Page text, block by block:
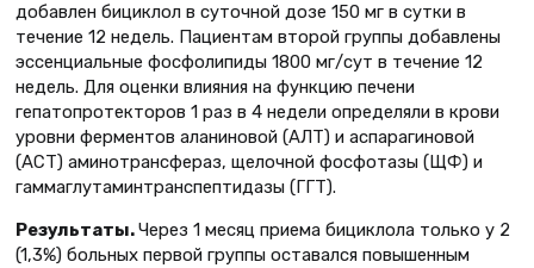
добавлен бициклол в суточной дозе 150 мг в сутки в
течение 12 недель. Пациентам второй группы добавлены
эссенциальные фосфолипиды 1800 мг/сут в течение 12
недель. Для оценки влияния на функцию печени
гепатопротекторов 1 раз в 4 недели определяли в крови
уровни ферментов аланиновой (АЛТ) и аспарагиновой
(АСТ) аминотрансфераз, щелочной фосфотазы (ЩФ) и
гаммаглутаминтранспептидазы (ГГТ).
Результаты.Через 1 месяц приема бициклола только у 2
(1,3%) больных первой группы оставался повышенным